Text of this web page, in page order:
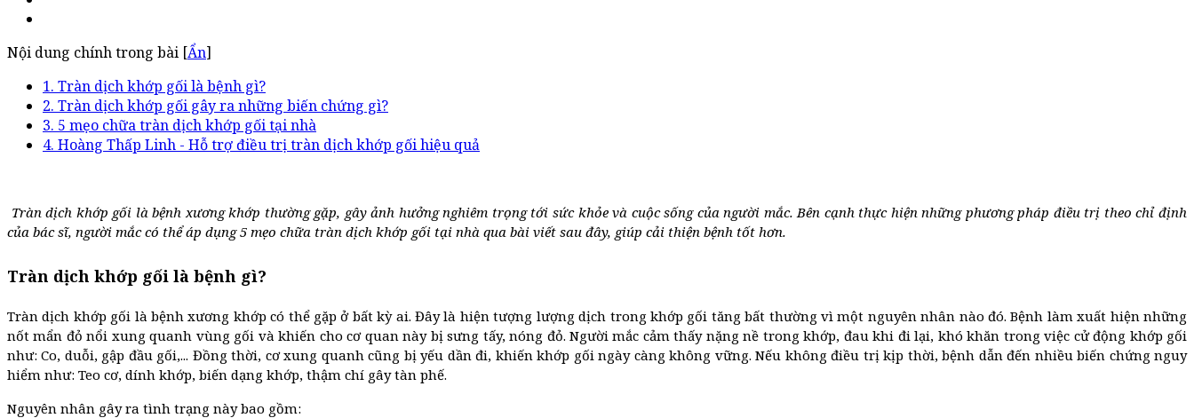
Nội dung chính trong bài [Ẩn]
1. Tràn dịch khớp gối là bệnh gì?
2. Tràn dịch khớp gối gây ra những biến chứng gì?
3. 5 mẹo chữa tràn dịch khớp gối tại nhà
4. Hoàng Thấp Linh - Hỗ trợ điều trị tràn dịch khớp gối hiệu quả
Tràn dịch khớp gối là bệnh xương khớp thường gặp, gây ảnh hưởng nghiêm trọng tới sức khỏe và cuộc sống của người mắc. Bên cạnh thực hiện những phương pháp điều trị theo chỉ định
của bác sĩ, người mắc có thể áp dụng 5 mẹo chữa tràn dịch khớp gối tại nhà qua bài viết sau đây, giúp cải thiện bệnh tốt hơn.
Tràn dịch khớp gối là bệnh gì?
Tràn dịch khớp gối là bệnh xương khớp có thể gặp ở bất kỳ ai. Đây là hiện tượng lượng dịch trong khớp gối tăng bất thường vì một nguyên nhân nào đó. Bệnh làm xuất hiện những
nốt mẩn đỏ nổi xung quanh vùng gối và khiến cho cơ quan này bị sưng tấy, nóng đỏ. Người mắc cảm thấy nặng nề trong khớp, đau khi đi lại, khó khăn trong việc cử động khớp gối
như: Co, duỗi, gập đầu gối,... Đồng thời, cơ xung quanh cũng bị yếu dần đi, khiến khớp gối ngày càng không vững. Nếu không điều trị kịp thời, bệnh dẫn đến nhiều biến chứng nguy
hiểm như: Teo cơ, dính khớp, biến dạng khớp, thậm chí gây tàn phế.
Nguyên nhân gây ra tình trạng này bao gồm: